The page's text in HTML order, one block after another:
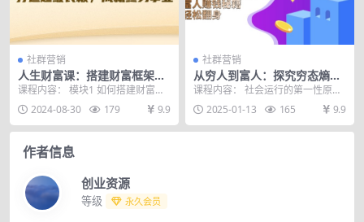
社群营销
人生财富课：搭建财富框架，
精准社交，打造超级长板，成
课程内容： 模块1 如何搭建财富框
架?用最适合自己的方式赚钱 第一
讲:财富路径梳...
2024-08-30 179 9.9
社群营销
从穷人到富人：探究穷态熵
增，财富本质，揭秘富人赚钱
课程内容： 社会运行的第一性原理,
m4a 穷的根源是什么?(上).m4a。2
0... 2025-01-13 165 9.9
作者信息
创业资源
等级 永久会员